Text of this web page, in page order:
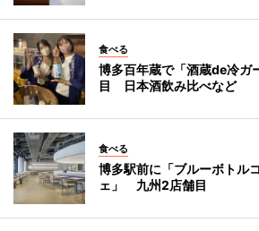
食べる
博多百年蔵で「酒蔵de冷ガ
目 日本酒飲み比べなど
食べる
博多駅前に「ブルーボトル
ェ」 九州2店舗目